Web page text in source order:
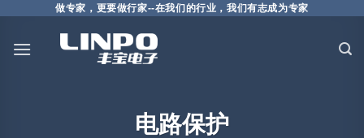
做专家，更要做行家--在我们的行业，我们有志成为专家
电路保护